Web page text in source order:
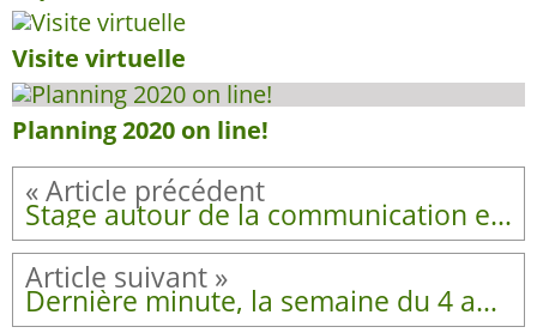
Visite virtuelle
Planning 2020 on line!
Stage autour de la communication entre et avec les chiens
Dernière minute, la semaine du 4 au 11 septembre est libre!